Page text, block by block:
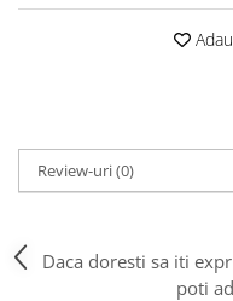
Review-uri(0)
Daca doresti sa iti
poti